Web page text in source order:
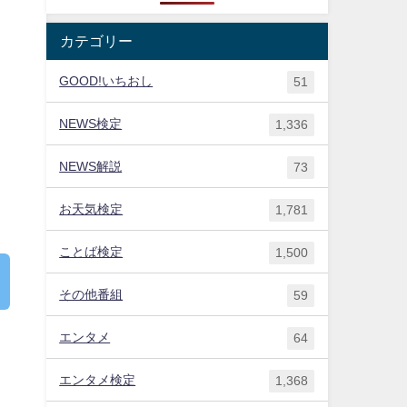
カテゴリー
GOOD!いちおし 51
NEWS検定 1,336
NEWS解説 73
お天気検定 1,781
ことば検定 1,500
その他番組 59
エンタメ 64
エンタメ検定 1,368